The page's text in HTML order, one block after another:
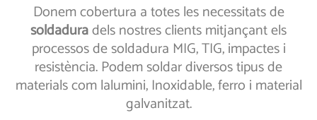
Donem cobertura a totes les necessitats de
soldaduradels nostres clients mitjançant els
processos de soldadura MIG, TIG, impactes i
resistència. Podem soldar diversos tipus de
materials com lalumini, Inoxidable, ferro i material
galvanitzat.